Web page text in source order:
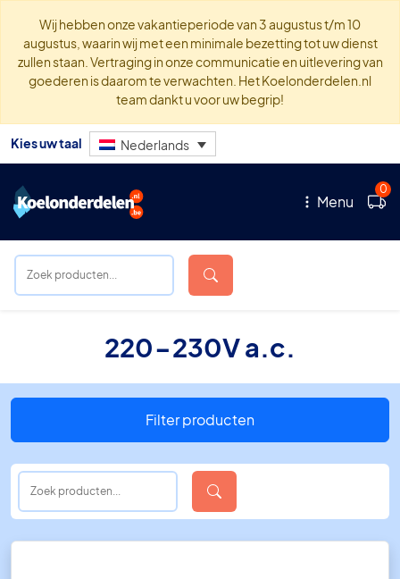
Wij hebben onze vakantieperiode van 3 augustus t/m 10
augustus, waarin wij met een minimale bezetting tot uw dienst
zullen staan. Vertraging in onze communicatie en uitlevering van
goederen is daarom te verwachten. Het Koelonderdelen.nl
team dankt u voor uw begrip!
Kies uw taal Nederlands
Menu
0
220-230V a.c.
Filter producten